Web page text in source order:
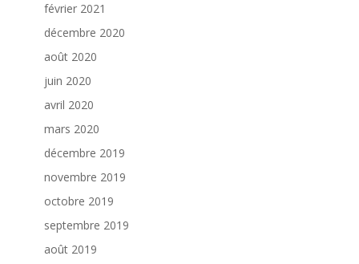
février 2021
décembre 2020
août 2020
juin 2020
avril 2020
mars 2020
décembre 2019
novembre 2019
octobre 2019
septembre 2019
août 2019